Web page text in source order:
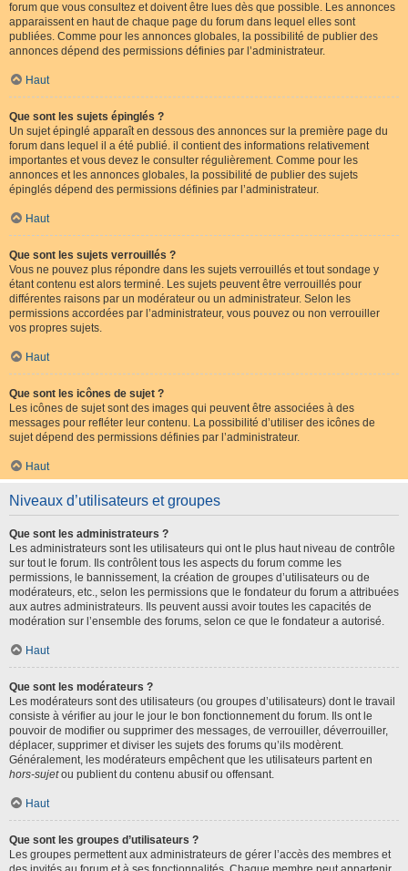
forum que vous consultez et doivent être lues dès que possible. Les annonces
apparaissent en haut de chaque page du forum dans lequel elles sont
publiées. Comme pour les annonces globales, la possibilité de publier des
annonces dépend des permissions définies par l’administrateur.
Haut
Que sont les sujets épinglés ?
Un sujet épinglé apparaît en dessous des annonces sur la première page du
forum dans lequel il a été publié. il contient des informations relativement
importantes et vous devez le consulter régulièrement. Comme pour les
annonces et les annonces globales, la possibilité de publier des sujets
épinglés dépend des permissions définies par l’administrateur.
Haut
Que sont les sujets verrouillés ?
Vous ne pouvez plus répondre dans les sujets verrouillés et tout sondage y
étant contenu est alors terminé. Les sujets peuvent être verrouillés pour
différentes raisons par un modérateur ou un administrateur. Selon les
permissions accordées par l’administrateur, vous pouvez ou non verrouiller
vos propres sujets.
Haut
Que sont les icônes de sujet ?
Les icônes de sujet sont des images qui peuvent être associées à des
messages pour refléter leur contenu. La possibilité d’utiliser des icônes de
sujet dépend des permissions définies par l’administrateur.
Haut
Niveaux d’utilisateurs et groupes
Que sont les administrateurs ?
Les administrateurs sont les utilisateurs qui ont le plus haut niveau de contrôle
sur tout le forum. Ils contrôlent tous les aspects du forum comme les
permissions, le bannissement, la création de groupes d’utilisateurs ou de
modérateurs, etc., selon les permissions que le fondateur du forum a attribuées
aux autres administrateurs. Ils peuvent aussi avoir toutes les capacités de
modération sur l’ensemble des forums, selon ce que le fondateur a autorisé.
Haut
Que sont les modérateurs ?
Les modérateurs sont des utilisateurs (ou groupes d’utilisateurs) dont le travail
consiste à vérifier au jour le jour le bon fonctionnement du forum. Ils ont le
pouvoir de modifier ou supprimer des messages, de verrouiller, déverrouiller,
déplacer, supprimer et diviser les sujets des forums qu’ils modèrent.
Généralement, les modérateurs empêchent que les utilisateurs partent en
hors-sujetou publient du contenu abusif ou offensant.
Haut
Que sont les groupes d’utilisateurs ?
Les groupes permettent aux administrateurs de gérer l’accès des membres et